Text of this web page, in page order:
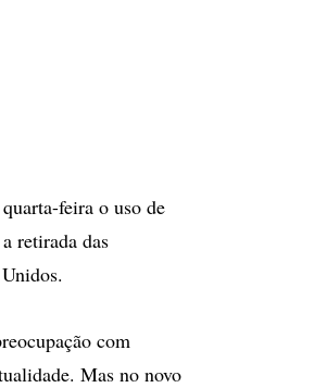
feira o uso de
retirada das
com
Mas no novo